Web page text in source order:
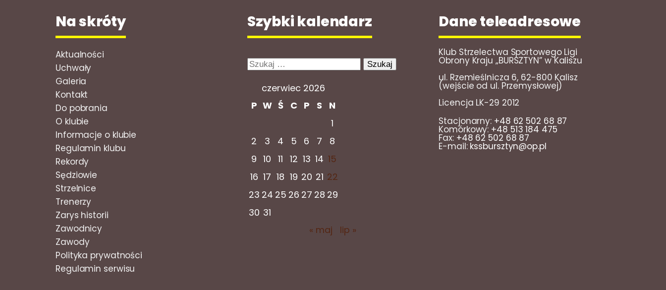
Na skróty
Aktualności
Uchwały
Galeria
Kontakt
Do pobrania
O klubie
Informacje o klubie
Regulamin klubu
Rekordy
Sędziowie
Strzelnice
Trenerzy
Zarys historii
Zawodnicy
Zawody
Polityka prywatności
Regulamin serwisu
Szybki kalendarz
Szukaj:
czerwiec 2026
P W Ś C P S
N
1
2
3 4 5 6 7
8
9 10 11 12 13 14 15
16 17 18 19 20 21 22
23 24 25 26 27 28 29
30 31
« maj
lip »
Dane teleadresowe
Klub Strzelectwa Sportowego Ligi
Obrony Kraju „BURSZTYN” w Kaliszu
ul. Rzemieślnicza 6, 62-800 Kalisz
(wejście od ul. Przemysłowej)
Licencja LK-29 2012
Stacjonarny: +48 62 502 68 87
Komórkowy: +48 513 184 475
Fax: +48 62 502 68 87
E-mail: kssbursztyn@op.pl